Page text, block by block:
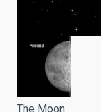
The Moon